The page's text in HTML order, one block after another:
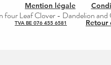
four Leaf Clover - Dandelion
Mention légale
Retour
TVA BE 076 455 6581